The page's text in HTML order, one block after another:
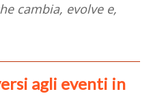
cambia, evolve e,
agli eventi in